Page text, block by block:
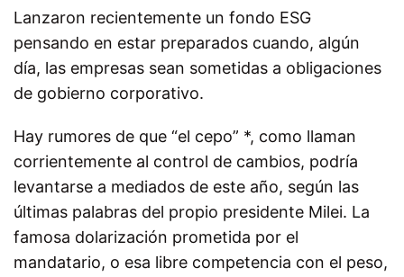
Lanzaron recientemente un fondo ESG
pensando en estar preparados cuando, algún
día, las empresas sean sometidas a obligaciones
de gobierno corporativo.
Hay rumores de que “el cepo” *, como llaman
corrientemente al control de cambios, podría
levantarse a mediados de este año, según las
últimas palabras del propio presidente Milei. La
famosa dolarización prometida por el
mandatario, o esa libre competencia con el peso,